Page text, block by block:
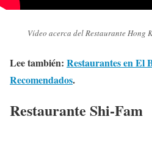
Vídeo acerca del Restaurante Hong
Lee también: Restaurantes en El
Recomendados.
Restaurante Shi-Fam